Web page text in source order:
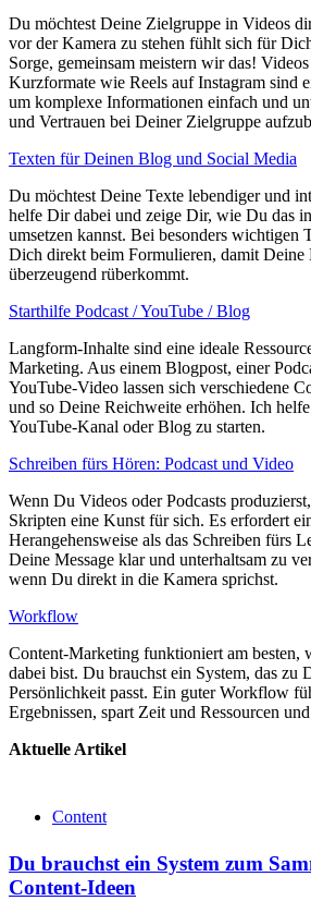
Du möchtest Deine Zielgruppe in Videos
vor der Kamera zu stehen fühlt sich für
Sorge, gemeinsam meistern wir das!
Kurzformate wie Reels auf Instagram sind
um komplexe Informationen einfach und
und Vertrauen bei Deiner Zielgruppe
Texten für Deinen Blog und Social Media
Du möchtest Deine Texte lebendiger und
helfe Dir dabei und zeige Dir, wie Du das
umsetzen kannst. Bei besonders wichtigen
Dich direkt beim Formulieren, damit Deine
überzeugend rüberkommt.
Starthilfe Podcast / YouTube / Blog
Langform-Inhalte sind eine ideale
Marketing. Aus einem Blogpost, einer
YouTube-Video lassen sich verschiedene
und so Deine Reichweite erhöhen. Ich
YouTube-Kanal oder Blog zu starten.
Schreiben fürs Hören: Podcast und Video
Wenn Du Videos oder Podcasts
Skripten eine Kunst für sich. Es erfordert
Herangehensweise als das Schreiben fürs
Deine Message klar und unterhaltsam zu
wenn Du direkt in die Kamera sprichst.
Workflow
Content-Marketing funktioniert am besten,
dabei bist. Du brauchst ein System, das zu
Persönlichkeit passt. Ein guter Workflow
Ergebnissen, spart Zeit und Ressourcen
Aktuelle Artikel
Content
Du brauchst ein System zum
Content-Ideen